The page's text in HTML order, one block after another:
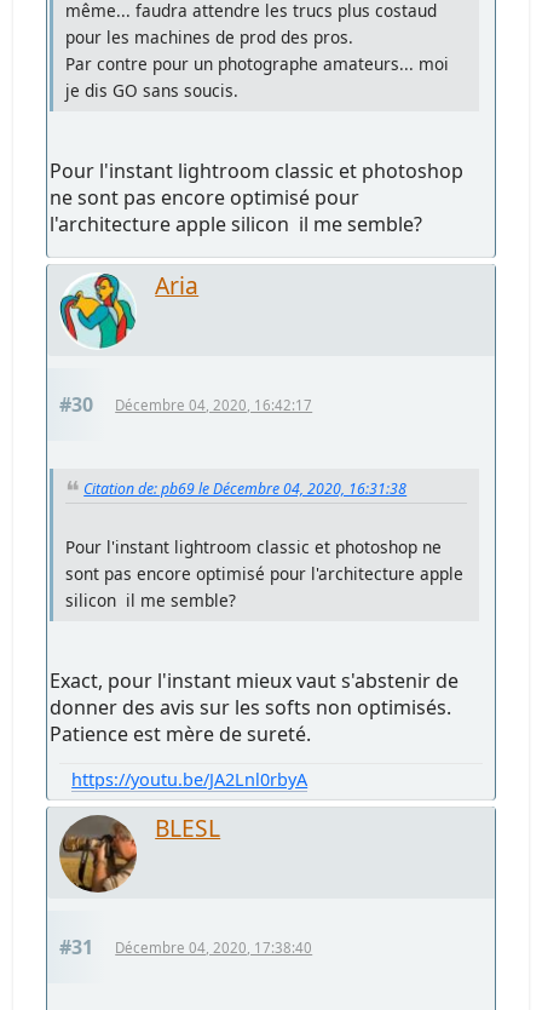
même... faudra attendre les trucs plus costaud
pour les machines de prod des pros.
Par contre pour un photographe amateurs... moi
je dis GO sans soucis.
Pour l'instant lightroom classic et photoshop
ne sont pas encore optimisé pour
l'architecture apple silicon il me semble?
Aria
#30 Décembre 04, 2020, 16:42:17
Citation de: pb69 le Décembre 04, 2020, 16:31:38
Pour l'instant lightroom classic et photoshop ne
sont pas encore optimisé pour l'architecture apple
silicon il me semble?
Exact, pour l'instant mieux vaut s'abstenir de
donner des avis sur les softs non optimisés.
Patience est mère de sureté.
https://youtu.be/JA2Lnl0rbyA
BLESL
#31 Décembre 04, 2020, 17:38:40